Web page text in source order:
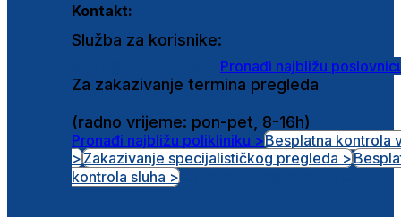
Kontakt:
Služba za korisnike:
Pronađi najbližu
Za zakazivanje termina pregleda
(radno vrijeme: pon-pet, 8-16h)
Pronađi najbližu polikliniku >Besplatna kontrola
>Zakazivanje specijalističkog pregleda >
kontrola sluha >